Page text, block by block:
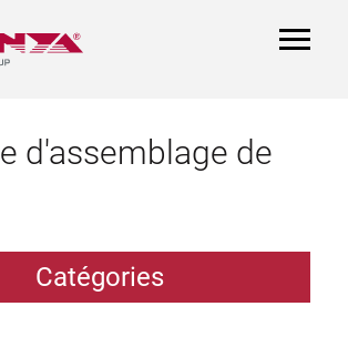
d'assemblage de
Catégories